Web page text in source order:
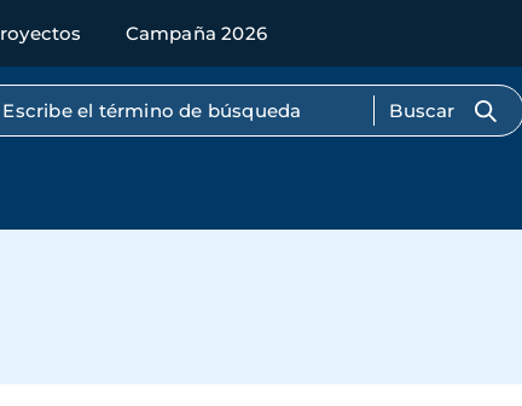
Campaña 2026
Búsqueda por texto completo